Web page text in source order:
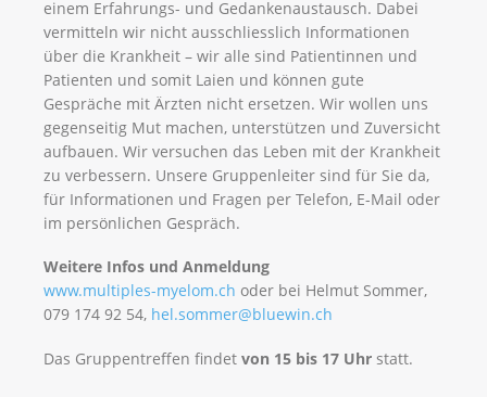
einem Erfahrungs- und Gedankenaustausch. Dabei
vermitteln wir nicht ausschliesslich Informationen
über die Krankheit – wir alle sind Patientinnen und
Patienten und somit Laien und können gute
Gespräche mit Ärzten nicht ersetzen. Wir wollen uns
gegenseitig Mut machen, unterstützen und Zuversicht
aufbauen. Wir versuchen das Leben mit der Krankheit
zu verbessern. Unsere Gruppenleiter sind für Sie da,
für Informationen und Fragen per Telefon, E-Mail oder
im persönlichen Gespräch.
Weitere Infos und Anmeldung
www.multiples-myelom.ch oder bei Helmut Sommer,
079 174 92 54, hel.sommer@bluewin.ch
Das Gruppentreffen findet von 15 bis 17 Uhr statt.